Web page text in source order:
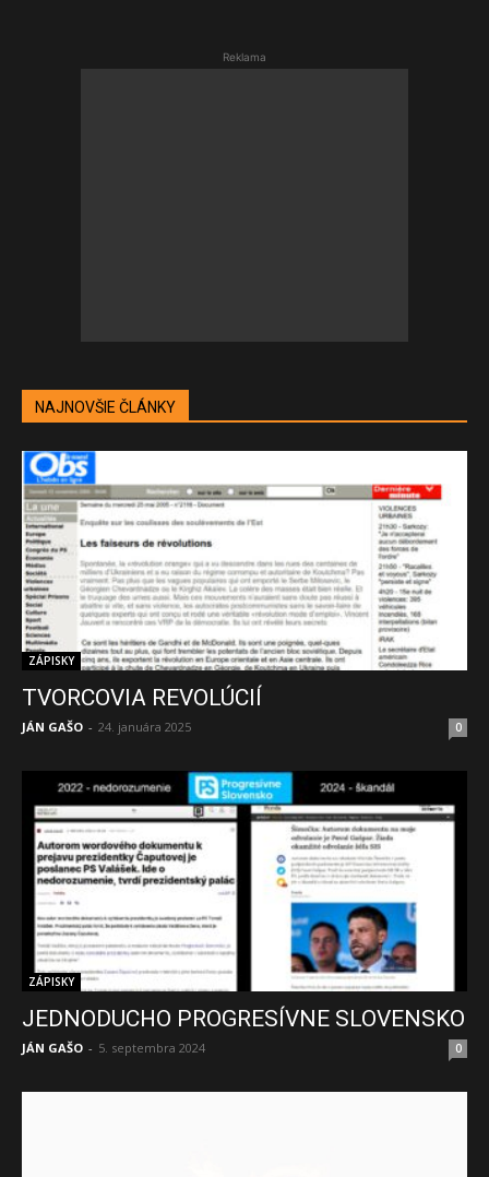
Reklama
NAJNOVŠIE ČLÁNKY
ZÁPISKY
TVORCOVIA REVOLÚCIÍ
JÁN GAŠO - 24. januára 2025 0
ZÁPISKY
JEDNODUCHO PROGRESÍVNE SLOVENSKO
JÁN GAŠO - 5. septembra 2024 0